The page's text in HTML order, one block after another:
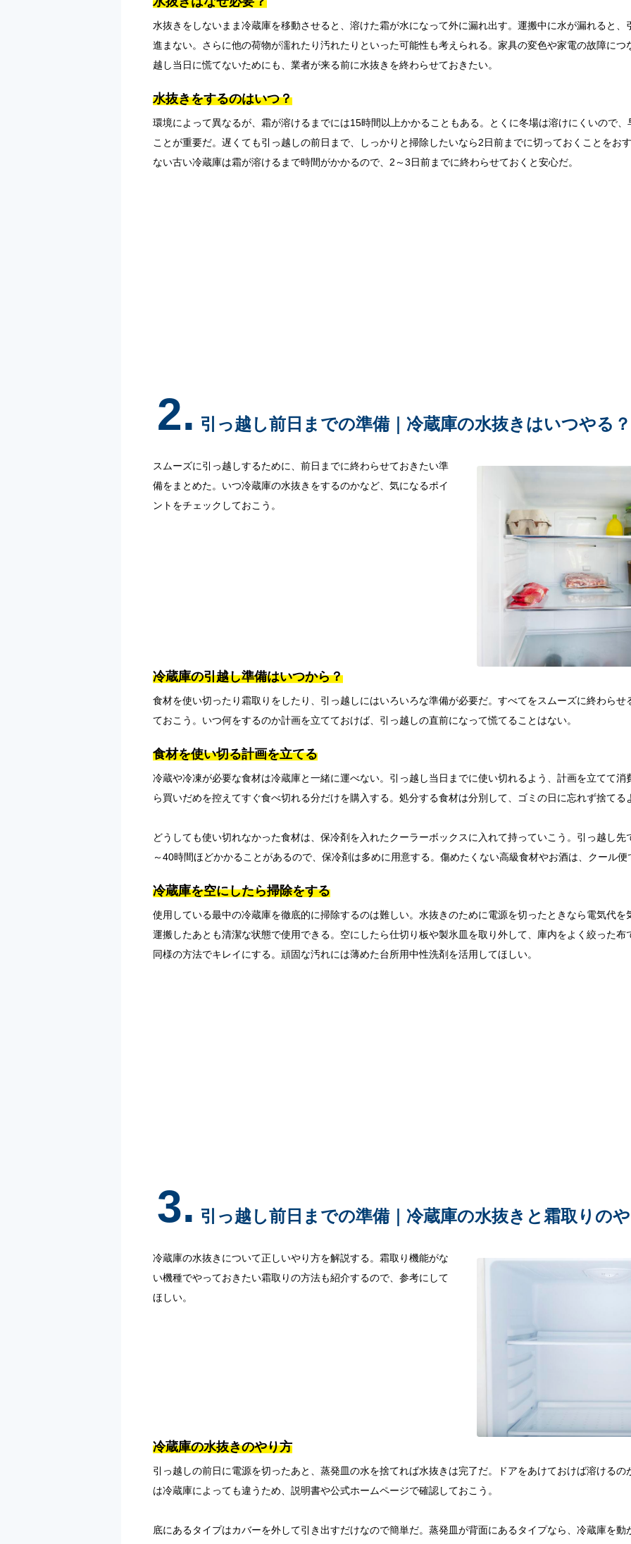
水抜きをしないまま冷蔵庫を移動させると、溶けた霜が水になって外に漏れ出す。運搬中に水が漏れると、
進まない。さらに他の荷物が濡れたり汚れたりといった可能性も考えられる。家具の変色や家電の故障につ
越し当日に慌てないためにも、業者が来る前に水抜きを終わらせておきたい。
水抜きをするのはいつ？
環境によって異なるが、霜が溶けるまでには15時間以上かかることもある。とくに冬場は溶けにくいので
ことが重要だ。遅くても引っ越しの前日まで、しっかりと掃除したいなら2日前までに切っておくことをお
ない古い冷蔵庫は霜が溶けるまで時間がかかるので、2～3日前までに終わらせておくと安心だ。
2. 引っ越し前日までの準備｜冷蔵庫の水抜きはいつやる？
スムーズに引っ越しするために、前日までに終わらせておきたい準
備をまとめた。いつ冷蔵庫の水抜きをするのかなど、気になるポイ
ントをチェックしておこう。
冷蔵庫の引越し準備はいつから？
食材を使い切ったり霜取りをしたり、引っ越しにはいろいろな準備が必要だ。すべてをスムーズに終わらせ
ておこう。いつ何をするのか計画を立てておけば、引っ越しの直前になって慌てることはない。
食材を使い切る計画を立てる
冷蔵や冷凍が必要な食材は冷蔵庫と一緒に運べない。引っ越し当日までに使い切れるよう、計画を立てて消
ら買いだめを控えてすぐ食べ切れる分だけを購入する。処分する食材は分別して、ゴミの日に忘れず捨てる
どうしても使い切れなかった食材は、保冷剤を入れたクーラーボックスに入れて持っていこう。引っ越し先
～40時間ほどかかることがあるので、保冷剤は多めに用意する。傷めたくない高級食材やお酒は、クール
冷蔵庫を空にしたら掃除をする
使用している最中の冷蔵庫を徹底的に掃除するのは難しい。水抜きのために電源を切ったときなら電気代を
運搬したあとも清潔な状態で使用できる。空にしたら仕切り板や製氷皿を取り外して、庫内をよく絞った布
同様の方法でキレイにする。頑固な汚れには薄めた台所用中性洗剤を活用してほしい。
3. 引っ越し前日までの準備｜冷蔵庫の水抜きと霜取りの
冷蔵庫の水抜きについて正しいやり方を解説する。霜取り機能がな
い機種でやっておきたい霜取りの方法も紹介するので、参考にして
ほしい。
冷蔵庫の水抜きのやり方
引っ越しの前日に電源を切ったあと、蒸発皿の水を捨てれば水抜きは完了だ。ドアをあけておけば溶けるの
は冷蔵庫によっても違うため、説明書や公式ホームページで確認しておこう。
底にあるタイプはカバーを外して引き出すだけなので簡単だ。蒸発皿が背面にあるタイプなら、冷蔵庫を動